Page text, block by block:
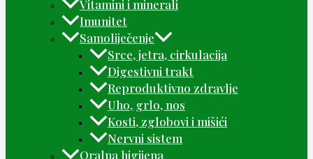
Vitamini i minerali
Imunitet
Samoliječenje
Srce, jetra, cirkulacija
Digestivni trakt
Reproduktivno zdravlje
Uho, grlo, nos
Kosti, zglobovi i mišići
Nervni sistem
Oralna higijena